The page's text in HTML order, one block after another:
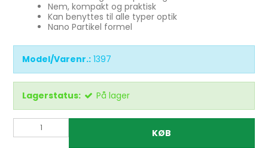
Nem, kompakt og praktisk
Kan benyttes til alle typer optik
Nano Partikel formel
Model/Varenr.: 1397
Lagerstatus: På lager
KØB